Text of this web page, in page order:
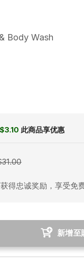
Body Wash
$3.10 此商品享优惠
得忠诚奖励，享受免
新增至